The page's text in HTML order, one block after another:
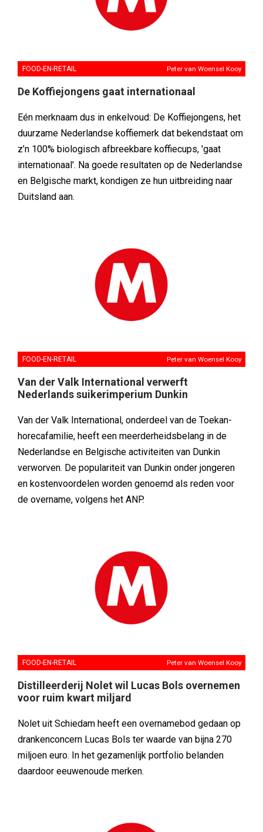
FOOD-EN-RETAIL Peter van Woensel Kooy
De Koffiejongens gaat internationaal
Eén merknaam dus in enkelvoud: De Koffiejongens, het
duurzame Nederlandse koffiemerk dat bekendstaat om
z’n 100% biologisch afbreekbare koffiecups, 'gaat
internationaal'. Na goede resultaten op de Nederlandse
en Belgische markt, kondigen ze hun uitbreiding naar
Duitsland aan.
FOOD-EN-RETAIL Peter van Woensel Kooy
Van der Valk International verwerft
Nederlands suikerimperium Dunkin
Van der Valk International, onderdeel van de Toekan-
horecafamilie, heeft een meerderheidsbelang in de
Nederlandse en Belgische activiteiten van Dunkin
verworven. De populariteit van Dunkin onder jongeren
en kostenvoordelen worden genoemd als reden voor
de overname, volgens het ANP.
FOOD-EN-RETAIL Peter van Woensel Kooy
Distilleerderij Nolet wil Lucas Bols overnemen
voor ruim kwart miljard
Nolet uit Schiedam heeft een overnamebod gedaan op
drankenconcern Lucas Bols ter waarde van bijna 270
miljoen euro. In het gezamenlijk portfolio belanden
daardoor eeuwenoude merken.